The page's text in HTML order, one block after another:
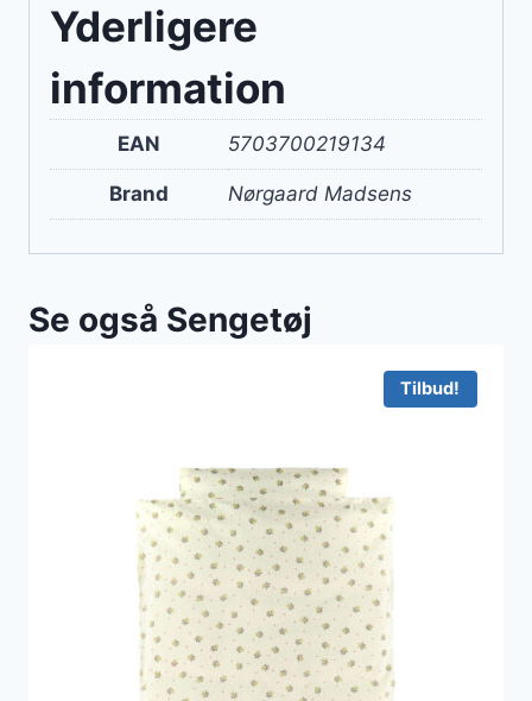
Yderligere
information
EAN 5703700219134
Brand Nørgaard Madsens
Se også Sengetøj
Tilbud!